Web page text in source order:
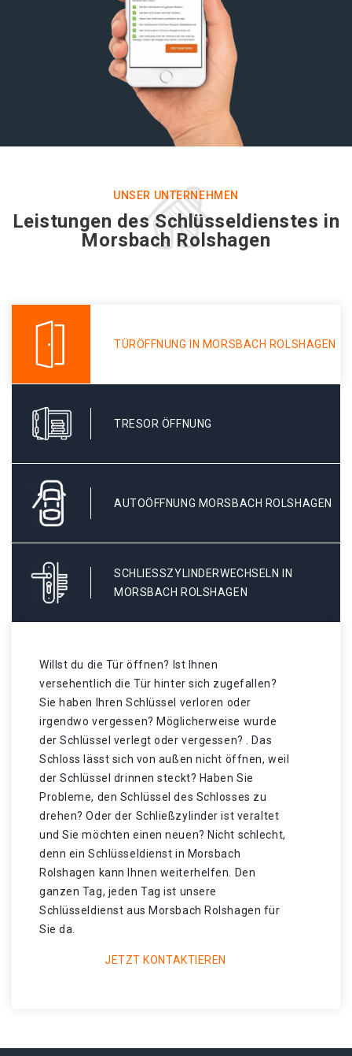
UNSER UNTERNEHMEN
Leistungen des Schlüsseldienstes in
Morsbach Rolshagen
TÜRÖFFNUNG IN MORSBACH ROLSHAGEN
TRESOR ÖFFNUNG
AUTOÖFFNUNG MORSBACH ROLSHAGEN
SCHLIESSZYLINDERWECHSELN IN M
ORSBACH ROLSHAGEN
Willst du die Tür öffnen? Ist Ihnen
versehentlich die Tür hinter sich zugefallen?
Sie haben Ihren Schlüssel verloren oder
irgendwo vergessen? Möglicherweise wurde
der Schlüssel verlegt oder vergessen? . Das
Schloss lässt sich von außen nicht öffnen, weil
der Schlüssel drinnen steckt? Haben Sie
Probleme, den Schlüssel des Schlosses zu
drehen? Oder der Schließzylinder ist veraltet
und Sie möchten einen neuen? Nicht schlecht,
denn ein Schlüsseldienst in Morsbach
Rolshagen kann Ihnen weiterhelfen. Den
ganzen Tag, jeden Tag ist unsere
Schlüsseldienst aus Morsbach Rolshagen für
Sie da.
JETZT KONTAKTIEREN